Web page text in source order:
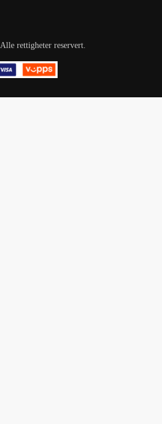
Alle rettigheter reservert.